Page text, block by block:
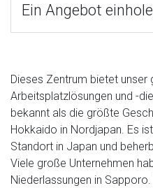
Ein Angebot
Dieses Zentrum bietet
Arbeitsplatzlösungen und -
bekannt als die größte
Hokkaido in Nordjapan. Es
Standort in Japan und
Viele große Unternehmen
Niederlassungen in